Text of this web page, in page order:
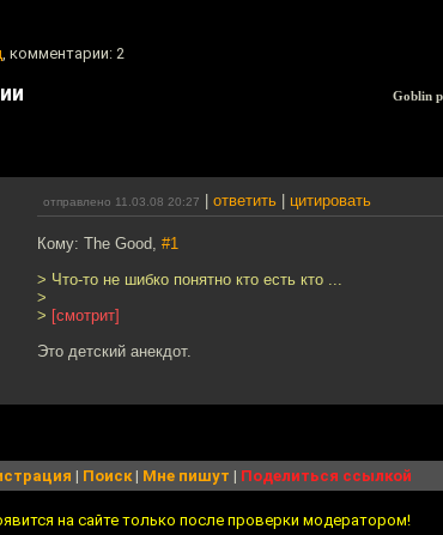
, комментарии: 2
Goblin
отправлено 11.03.08 20:27 ответить цитировать
Кому: The Good, #1
> Что-то не шибко понятно кто есть кто ...
>
> [смотрит]
Это детский анекдот.
| Поиск| Мне пишут | Поделиться ссылкой
на сайте только после проверки модератором!